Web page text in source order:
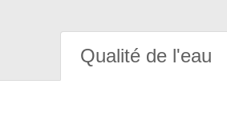
Qualité de l'eau